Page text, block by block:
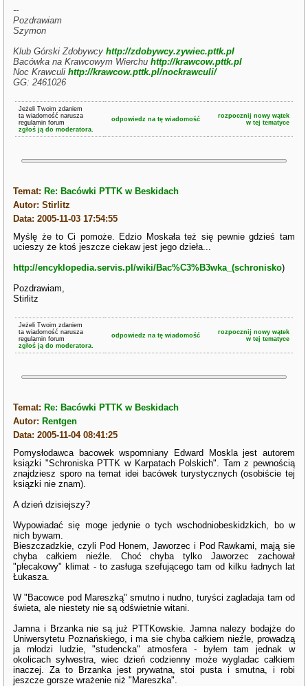
--
Pozdrawiam
Szymon
Klub Górski Zdobywcyhttp://zdobywcy.zywiec.pttk.pl
Bacówka na Krawcowym Wierchuhttp://krawcow.pttk.pl
Noc Krawculihttp://krawcow.pttk.pl/nockrawculi/
GG: 2461026
Jeżeli Twoim zdaniem
ta wiadomość narusza
regulamin forum
zgłoś ją do moderatora.
odpowiedz na tę wiadomość
rozpocznij nowy wątek
w tej tematyce
Temat: Re: Bacówki PTTK w Beskidach
Autor: Stirlitz
Data: 2005-11-03 17:54:55
Myślę że to Ci pomoże. Edzio Moskała też się pewnie gdzieś tam
ucieszy że ktoś jeszcze ciekaw jest jego dzieła...
http://encyklopedia.servis.pl/wiki/Bac%C3%B3wka_(schronisko)
Pozdrawiam,
Stirlitz
Jeżeli Twoim zdaniem
ta wiadomość narusza
regulamin forum
zgłoś ją do moderatora.
odpowiedz na tę wiadomość
rozpocznij nowy wątek
w tej tematyce
Temat: Re: Bacówki PTTK w Beskidach
Autor: Rentgen
Data: 2005-11-04 08:41:25
Pomysłodawca bacowek wspomniany Edward Moskla jest autorem
ksiązki "Schroniska PTTK w Karpatach Polskich". Tam z pewnością
znajdziesz sporo na temat idei bacówek turystycznych (osobiście tej
ksiązki nie znam).
A dzień dzisiejszy?
Wypowiadać się moge jedynie o tych wschodniobeskidzkich, bo w
nich bywam.
Bieszczadzkie, czyli Pod Honem, Jaworzec i Pod Rawkami, mają sie
chyba całkiem nieźle. Choć chyba tylko Jaworzec zachował
"plecakowy" klimat - to zasługa szefującego tam od kilku ładnych lat
Łukasza.
W "Bacowce pod Mareszką" smutno i nudno, turyści zagladaja tam od
świeta, ale niestety nie są odświetnie witani.
Jamna i Brzanka nie są już PTTKowskie. Jamna nalezy bodajże do
Uniwersytetu Poznańskiego, i ma sie chyba całkiem nieźle, prowadzą
ja młodzi ludzie, "studencka" atmosfera - byłem tam jednak w
okolicach sylwestra, wiec dzień codzienny może wygladac całkiem
inaczej. Za to Brzanka jest prywatna, stoi pusta i smutna, i robi
jeszcze gorsze wrażenie niż "Mareszka".